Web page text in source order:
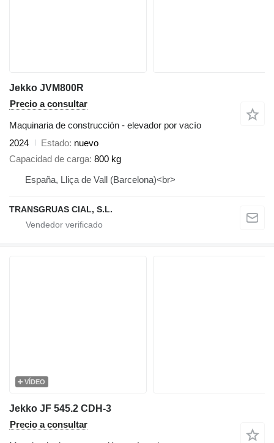
Jekko JVM800R
Precio a consultar
Maquinaria de construcción - elevador por vacío
2024
Estado nuevo
Capacidad de carga 800 kg
España, Lliça de Vall (Barcelona)<br>
TRANSGRUAS CIAL, S.L.
VÍDEO
Jekko JF 545.2 CDH-3
Precio a consultar